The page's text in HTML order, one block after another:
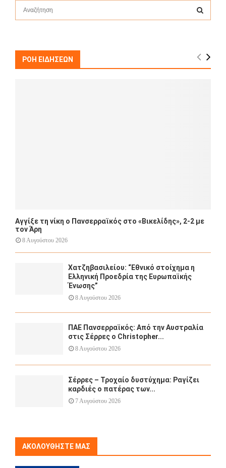
f
A
ΡΟΗ ΕΙΔΗΣΕΩΝ
Αγγίξε τη νίκη ο Πανσερραϊκός στο «Βικελίδης», 2-2 με
τον Άρη
8 Αυγούστου 2026
Χατζηβασιλείου: “Εθνικό στοίχημα η
Ελληνική Προεδρία της Ευρωπαϊκής
Ένωσης”
8 Αυγούστου 2026
ΠΑΕ Πανσερραϊκός: Από την Αυστραλία
στις Σέρρες ο Christopher...
8 Αυγούστου 2026
Σέρρες – Τροχαίο δυστύχημα: Ραγίζει
καρδιές ο πατέρας των...
7 Αυγούστου 2026
ΑΚΟΛΟΥΘΉΣΤΕ ΜΑΣ